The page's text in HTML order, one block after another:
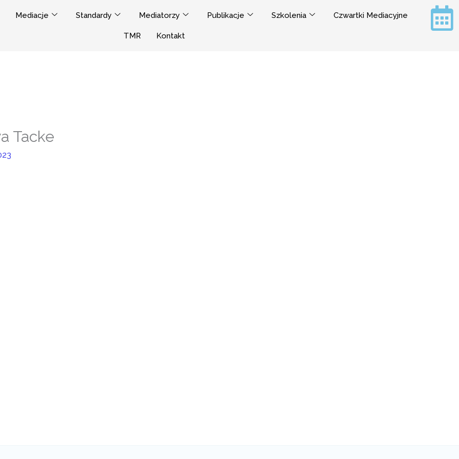
Mediacje Standardy Mediatorzy Publikacje Szkolenia Czwartki Mediacyjne
TMR Kontakt
Tacke